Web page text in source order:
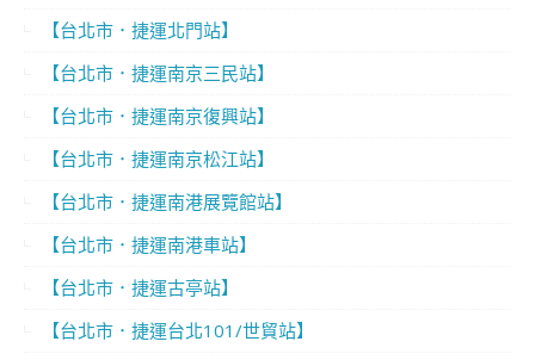
【台北市．捷運北門站】
【台北市．捷運南京三民站】
【台北市．捷運南京復興站】
【台北市．捷運南京松江站】
【台北市．捷運南港展覽館站】
【台北市．捷運南港車站】
【台北市．捷運古亭站】
【台北市．捷運台北101/世貿站】